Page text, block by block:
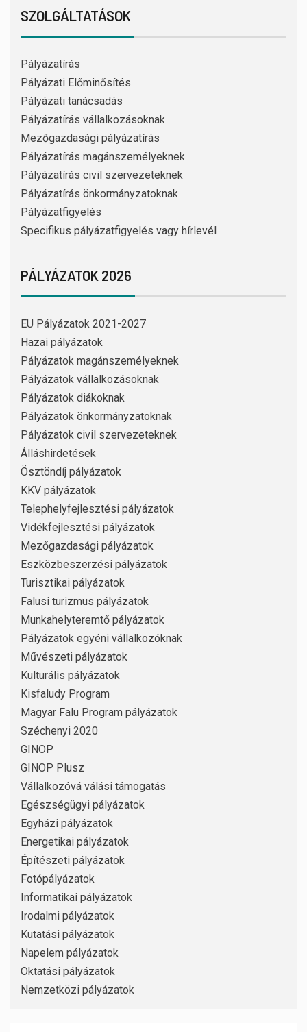
SZOLGÁLTATÁSOK
Pályázatírás
Pályázati Előminősítés
Pályázati tanácsadás
Pályázatírás vállalkozásoknak
Mezőgazdasági pályázatírás
Pályázatírás magánszemélyeknek
Pályázatírás civil szervezeteknek
Pályázatírás önkormányzatoknak
Pályázatfigyelés
Specifikus pályázatfigyelés vagy hírlevél
PÁLYÁZATOK 2026
EU Pályázatok 2021-2027
Hazai pályázatok
Pályázatok magánszemélyeknek
Pályázatok vállalkozásoknak
Pályázatok diákoknak
Pályázatok önkormányzatoknak
Pályázatok civil szervezeteknek
Álláshirdetések
Ösztöndíj pályázatok
KKV pályázatok
Telephelyfejlesztési pályázatok
Vidékfejlesztési pályázatok
Mezőgazdasági pályázatok
Eszközbeszerzési pályázatok
Turisztikai pályázatok
Falusi turizmus pályázatok
Munkahelyteremtő pályázatok
Pályázatok egyéni vállalkozóknak
Művészeti pályázatok
Kulturális pályázatok
Kisfaludy Program
Magyar Falu Program pályázatok
Széchenyi 2020
GINOP
GINOP Plusz
Vállalkozóvá válási támogatás
Egészségügyi pályázatok
Egyházi pályázatok
Energetikai pályázatok
Építészeti pályázatok
Fotópályázatok
Informatikai pályázatok
Irodalmi pályázatok
Kutatási pályázatok
Napelem pályázatok
Oktatási pályázatok
Nemzetközi pályázatok